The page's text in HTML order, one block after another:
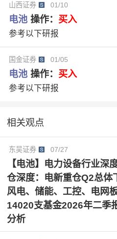
山西证券 01/10
电池 操作： 买入
参考以下研报
国金证券 01/05
电池 操作： 买入
参考以下研报
相关观点
东吴证券 07/27
【电池】电力设备行业深
仓深度：电新重仓Q2总体
风电、储能、工控、电
14020支基金2026年二季
分析